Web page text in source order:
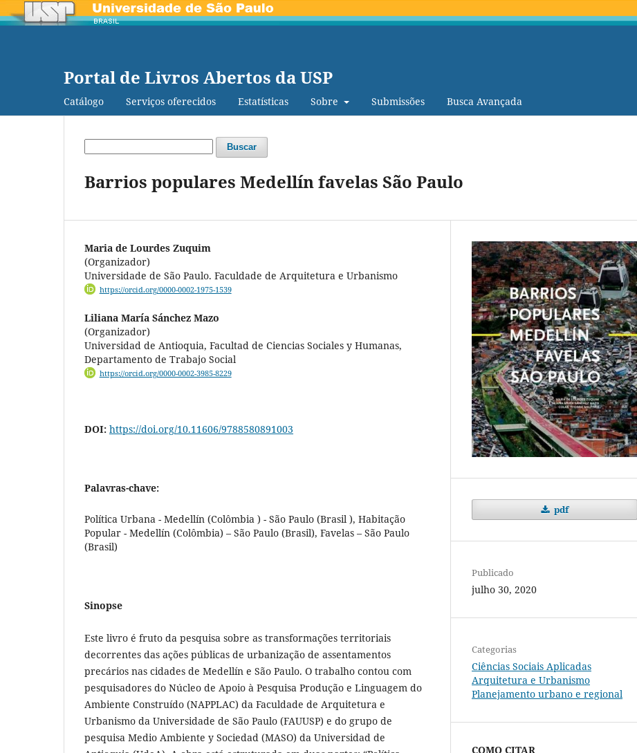
Portal de Livros Abertos da USP
Catálogo Serviços oferecidos Estatísticas Sobre Submissões Busca Avançada
Buscar
Barrios populares Medellín favelas São Paulo
Maria de Lourdes Zuquim
(Organizador)
Universidade de São Paulo. Faculdade de Arquitetura e Urbanismo
https://orcid.org/0000-0002-1975-1539
Liliana María Sánchez Mazo
(Organizador)
Universidad de Antioquia, Facultad de Ciencias Sociales y Humanas,
Departamento de Trabajo Social
https://orcid.org/0000-0002-3985-8229
DOI: https://doi.org/10.11606/9788580891003
Palavras-chave:
Política Urbana - Medellín (Colômbia ) - São Paulo (Brasil ), Habitação
Popular - Medellín (Colômbia) – São Paulo (Brasil), Favelas – São Paulo
(Brasil)
Sinopse
Este livro é fruto da pesquisa sobre as transformações territoriais
decorrentes das ações públicas de urbanização de assentamentos
precários nas cidades de Medellín e São Paulo. O trabalho contou com
pesquisadores do Núcleo de Apoio à Pesquisa Produção e Linguagem do
Ambiente Construído (NAPPLAC) da Faculdade de Arquitetura e
Urbanismo da Universidade de São Paulo (FAUUSP) e do grupo de
pesquisa Medio Ambiente y Sociedad (MASO) da Universidad de
pdf
Publicado
julho 30, 2020
Categorias
Ciências Sociais Aplicadas
Arquitetura e Urbanismo
Planejamento urbano e regional
COMO CITAR